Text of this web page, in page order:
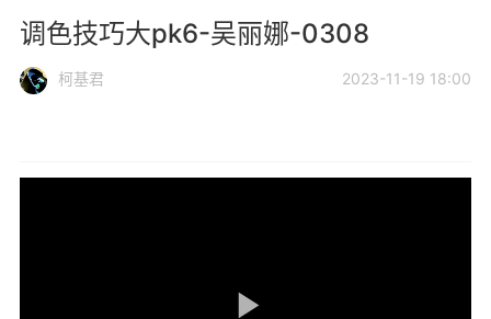
调色技巧大pk6-吴丽娜-0308
柯基君 2023-11-19 18:00